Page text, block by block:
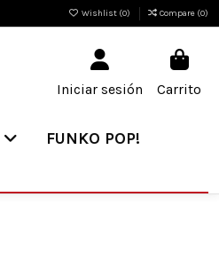
Wishlist (0) Compare (0)
Iniciar sesión Carrito
FUNKO POP!